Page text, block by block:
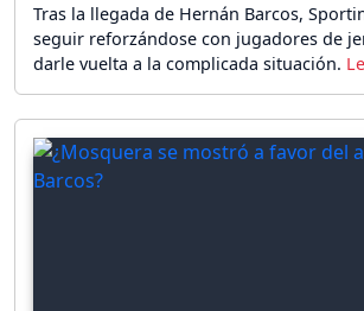
Tras la llegada de Hernán Barcos,
seguir reforzándose con jugadores de
darle vuelta a la complicada situación.